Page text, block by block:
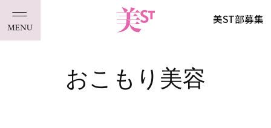
美ST部募集
おこもり美容